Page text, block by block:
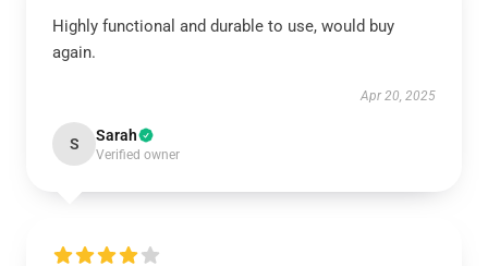
Highly functional and durable to use, would buy
again.
Apr 20, 2025
S Sarah
Verified owner